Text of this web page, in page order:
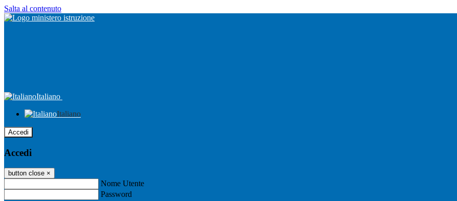
Salta al contenuto
Italiano
Italiano
Accedi
Accedi
button close ×
Nome Utente
Password